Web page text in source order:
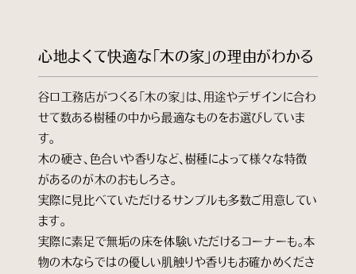
心地よくて快適な「木の家」の理由がわかる
谷口工務店がつくる「木の家」は、用途やデザインに合わ
せて数ある樹種の中から最適なものをお選びしていま
す。
木の硬さ、色合いや香りなど、樹種によって様々な特徴
があるのが木のおもしろさ。
実際に見比べていただけるサンプルも多数ご用意してい
ます。
実際に素足で無垢の床を体験いただけるコーナーも。本
物の木ならではの優しい肌触りや香りもお確かめくださ